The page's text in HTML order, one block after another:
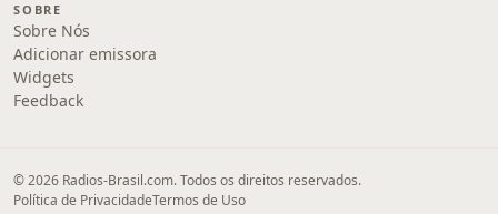
SOBRE
Sobre Nós
Adicionar emissora
Widgets
Feedback
© 2026 Radios-Brasil.com. Todos os direitos reservados.
Política de PrivacidadeTermos de Uso